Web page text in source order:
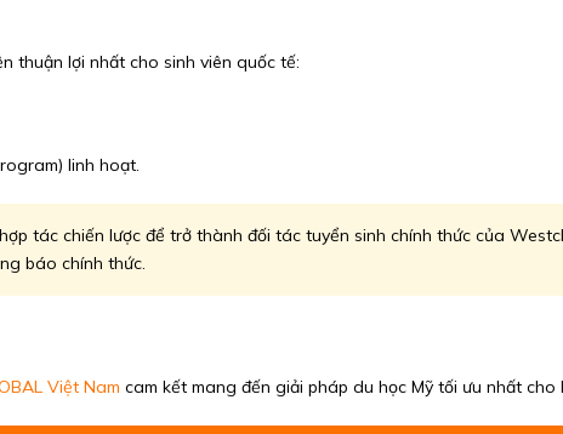
thuận lợi nhất cho sinh viên quốc tế:
linh hoạt.
tác chiến lược để trở thành đối tác tuyển sinh chính thức của
báo chính thức.
Việt Nam cam kết mang đến giải pháp du học Mỹ tối ưu nhất cho